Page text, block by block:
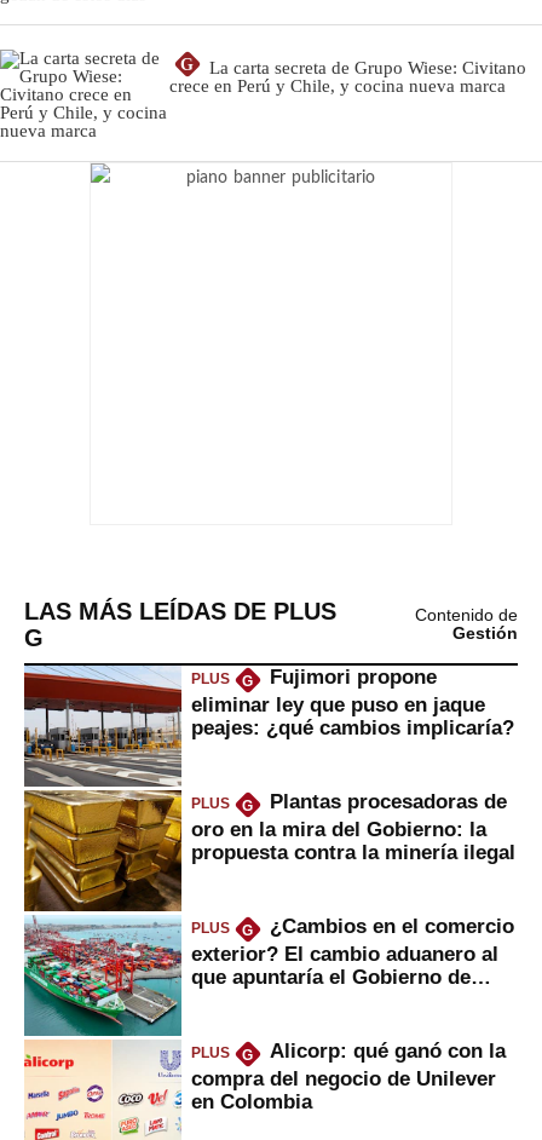
G
La carta secreta de Grupo Wiese: Civitano
crece en Perú y Chile, y cocina nueva marca
LAS MÁS LEÍDAS DE PLUS
G
Contenido de
Gestión
PLUS G
Fujimori propone
eliminar ley que puso en jaque
peajes: ¿qué cambios implicaría?
PLUS G
Plantas procesadoras de
oro en la mira del Gobierno: la
propuesta contra la minería ilegal
PLUS G
¿Cambios en el comercio
exterior? El cambio aduanero al
que apuntaría el Gobierno de
PLUS G
Alicorp: qué ganó con la
compra del negocio de Unilever
en Colombia